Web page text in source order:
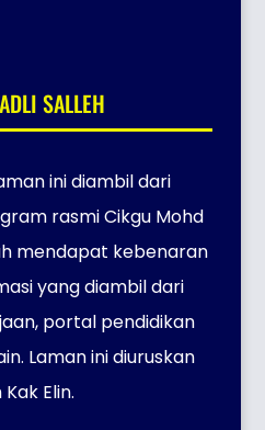
SALLEH
ini diambil dari
rasmi Cikgu Mohd
mendapat kebenaran
yang diambil dari
portal pendidikan
Laman ini diuruskan
Elin.